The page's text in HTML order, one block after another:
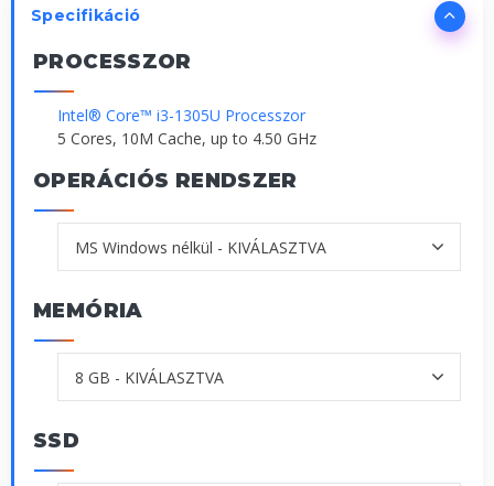
Specifikáció
PROCESSZOR
Intel® Core™ i3-1305U Processzor
5 Cores, 10M Cache, up to 4.50 GHz
OPERÁCIÓS RENDSZER
MEMÓRIA
SSD